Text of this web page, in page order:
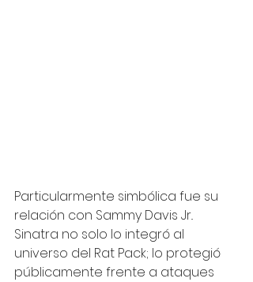
Particularmente simbólica fue su
relación con Sammy Davis Jr..
Sinatra no solo lo integró al
universo del Rat Pack; lo protegió
públicamente frente a ataques